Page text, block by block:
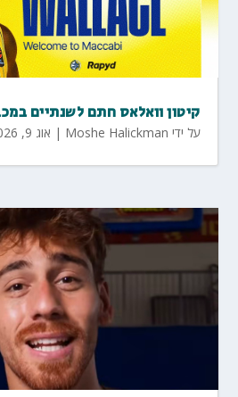
קיטון וואלאס חתם לשנתיים
על ידי Moshe Halickman
| אוג 9, 2026